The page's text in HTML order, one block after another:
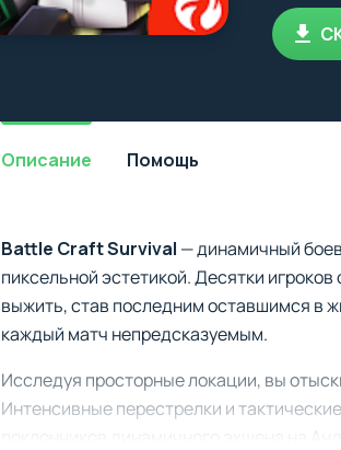
Описание Помощь
Battle Craft Survival — динамичный
пиксельной эстетикой. Десятки
выжить, став последним оставшимся в
каждый матч непредсказуемым.
Исследуя просторные локации, вы
Интенсивные перестрелки и
поклонников динамичного экшена на